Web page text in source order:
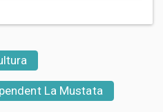
La Mustata